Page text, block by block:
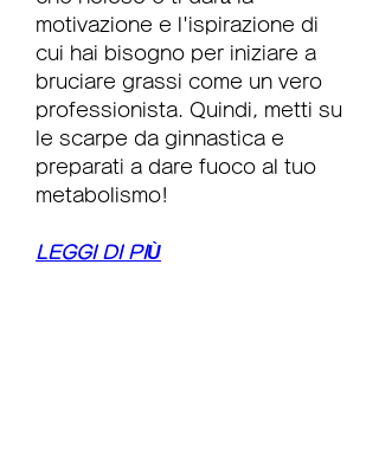
motivazione e l'ispirazione di
cui hai bisogno per iniziare a
bruciare grassi come un vero
professionista. Quindi, metti su
le scarpe da ginnastica e
preparati a dare fuoco al tuo
metabolismo!
LEGGI DI PIÙ